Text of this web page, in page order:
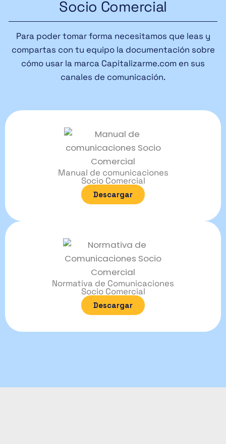
Socio Comercial
Para poder tomar forma necesitamos que leas y
compartas con tu equipo la documentación sobre
cómo usar la marca Capitalizarme.com en sus
canales de comunicación.
Manual de comunicaciones
Socio Comercial
Descargar
Normativa de Comunicaciones
Socio Comercial
Descargar